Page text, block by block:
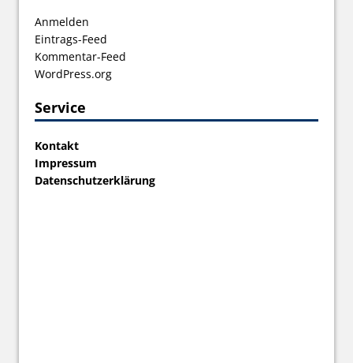
Anmelden
Eintrags-Feed
Kommentar-Feed
WordPress.org
Service
Kontakt
Impressum
Datenschutzerklärung